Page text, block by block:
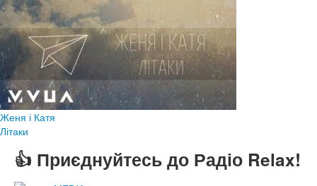
Женя і Катя
Літаки
👍 Приєднуйтесь до Радіо Relax!